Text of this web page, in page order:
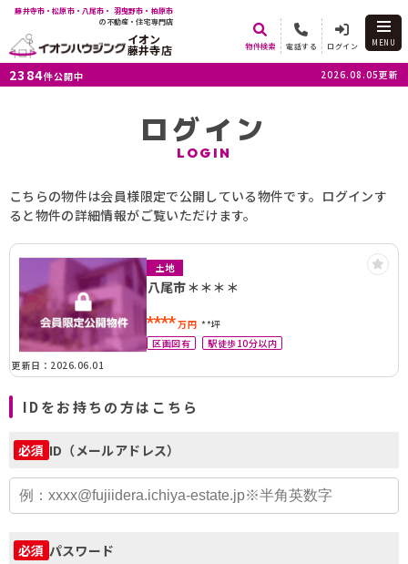
藤井寺市・松原市・八尾市・ 羽曳野市・柏原市
の不動産・住宅専門店
イオン
藤井寺店 物件検索 電話する ログイン MENU
2384件公開中 2026.08.05更新
ログイン
LOGIN
こちらの物件は会員様限定で公開している物件です。ログインす
ると物件の詳細情報がご覧いただけます。
土地
八尾市＊＊＊＊
****万円 **坪
区画図有
駅徒歩10分以内
更新日：2026.06.01
IDをお持ちの方はこちら
必須 ID（メールアドレス）
必須 パスワード